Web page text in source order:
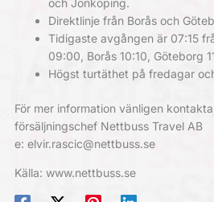
och Jönköping.
Direktlinje från Borås och
Tidigaste avgången är 07:15
09:00, Borås 10:10, Göteborg
Högst turtäthet på fredagar
För mer information vänligen
försäljningschef Nettbuss Travel AB
e: elvir.rascic@nettbuss.se
Källa: www.nettbuss.se